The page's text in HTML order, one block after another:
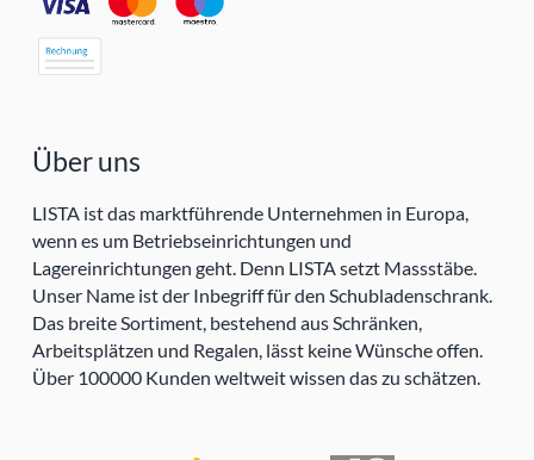
Über uns
LISTA ist das marktführende Unternehmen in Europa,
wenn es um Betriebseinrichtungen und
Lagereinrichtungen geht. Denn LISTA setzt Massstäbe.
Unser Name ist der Inbegriff für den Schubladenschrank.
Das breite Sortiment, bestehend aus Schränken,
Arbeitsplätzen und Regalen, lässt keine Wünsche offen.
Über 100000 Kunden weltweit wissen das zu schätzen.